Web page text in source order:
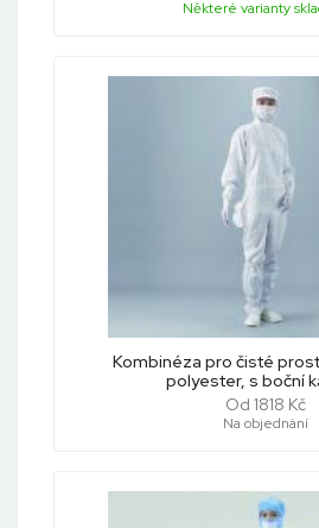
Některé varianty
Kombinéza pro čisté
polyester, s boční
Od 1818 Kč
Na objednání